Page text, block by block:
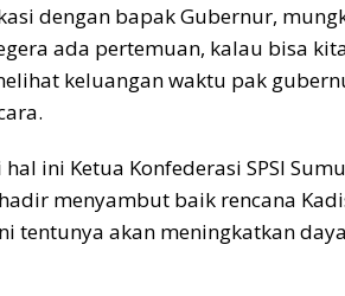
dengan bapak Gubernur,
ada pertemuan, kalau bisa
keluangan waktu pak
ini Ketua Konfederasi SPSI
menyambut baik rencana
tentunya akan meningkatkan